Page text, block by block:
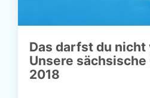
Das darfst du nicht
Unsere sächsische
2018